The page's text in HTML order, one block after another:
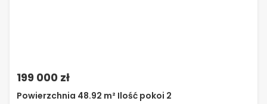
199 000 zł
Powierzchnia 48.92 m² Ilość pokoi 2